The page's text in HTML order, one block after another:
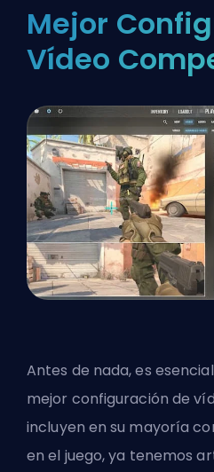
Mejor
Vídeo
Antes de nada, es
mejor configuración de
incluyen en su mayoría
en el juego, ya tenemos